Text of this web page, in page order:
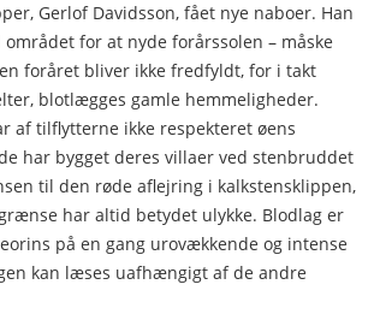
Gerlof Davidsson, fået nye naboer. Han
for at nyde forårssolen – måske
foråret bliver ikke fredfyldt, for i takt
blotlægges gamle hemmeligheder.
af tilflytterne ikke respekteret øens
har bygget deres villaer ved stenbruddet
til den røde aflejring i kalkstensklippen,
har altid betydet ulykke. Blodlag er
på en gang urovækkende og intense
kan læses uafhængigt af de andre